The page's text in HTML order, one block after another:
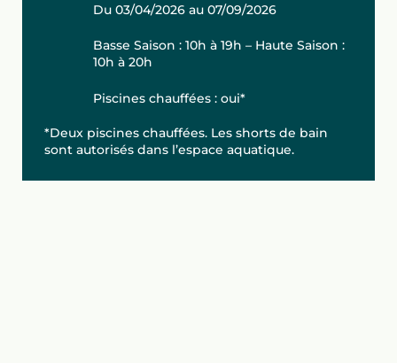
Du 03/04/2026 au 07/09/2026
Basse Saison : 10h à 19h – Haute Saison :
10h à 20h
Piscines chauffées : oui*
*Deux piscines chauffées. Les shorts de bain
sont autorisés dans l’espace aquatique.